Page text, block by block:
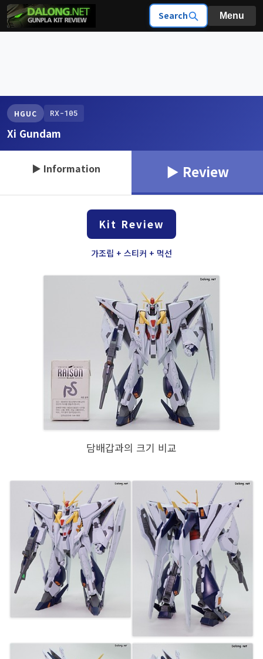
Search Menu
HGUC RX-105
Xi Gundam
▶ Information ▶ Review
Kit Review
가조립 + 스티커 + 먹선
담배갑과의 크기 비교